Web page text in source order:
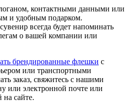
контактными данными или
и удобным подарком.
всегда будет напоминать
о вашей компании или
брендированные флешки с
или транспортными
заказ, свяжитесь с нашими
или электронной почте или
на сайте.